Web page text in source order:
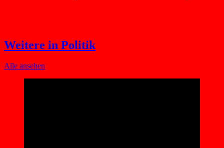
Weitere in Politik
Alle ansehen